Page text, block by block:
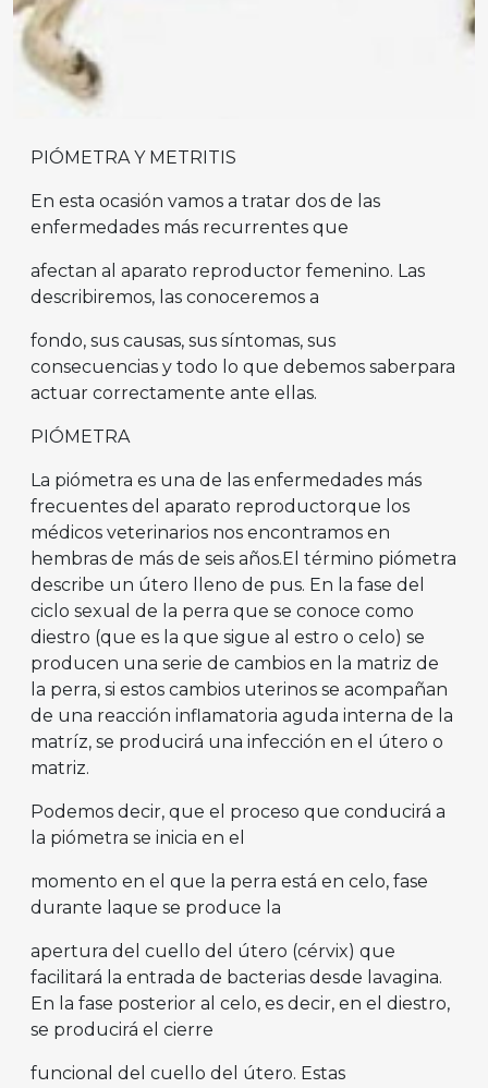
PIÓMETRA Y METRITIS
En esta ocasión vamos a tratar dos de las
enfermedades más recurrentes que
afectan al aparato reproductor femenino. Las
describiremos, las conoceremos a
fondo, sus causas, sus síntomas, sus
consecuencias y todo lo que debemos saberpara
actuar correctamente ante ellas.
PIÓMETRA
La piómetra es una de las enfermedades más
frecuentes del aparato reproductorque los
médicos veterinarios nos encontramos en
hembras de más de seis años.El término piómetra
describe un útero lleno de pus. En la fase del
ciclo sexual de la perra que se conoce como
diestro (que es la que sigue al estro o celo) se
producen una serie de cambios en la matriz de
la perra, si estos cambios uterinos se acompañan
de una reacción inflamatoria aguda interna de la
matríz, se producirá una infección en el útero o
matriz.
Podemos decir, que el proceso que conducirá a
la piómetra se inicia en el
momento en el que la perra está en celo, fase
durante laque se produce la
apertura del cuello del útero (cérvix) que
facilitará la entrada de bacterias desde lavagina.
En la fase posterior al celo, es decir, en el diestro,
se producirá el cierre
funcional del cuello del útero. Estas